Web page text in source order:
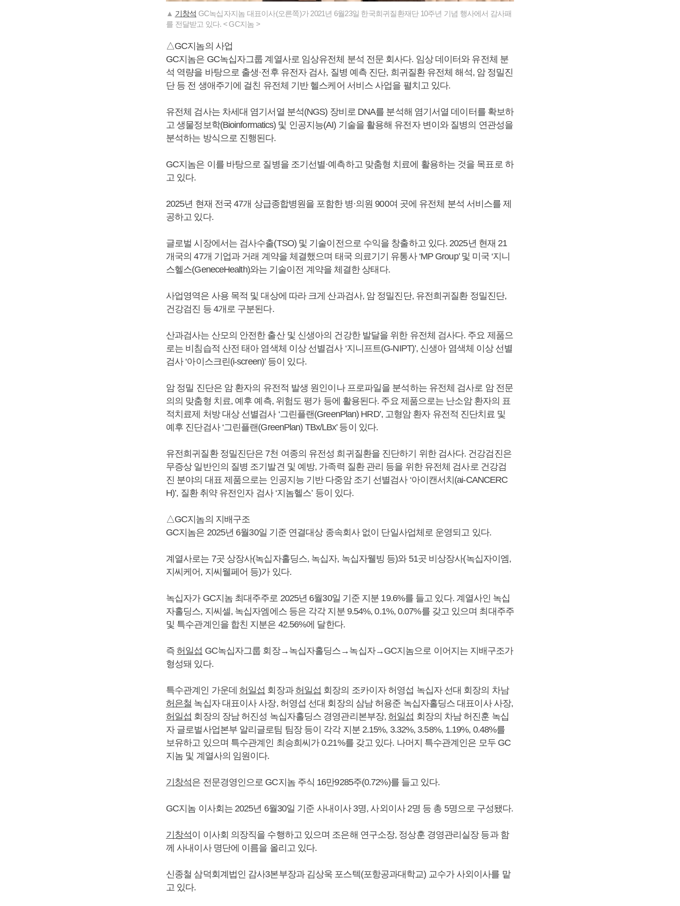
▲ 기창석 GC녹십자지놈 대표이사(오른쪽)가 2021년 6월23일 한국희귀질환재단 10주년 기념 행사에서 감사패
를 전달받고 있다. < GC지놈 >
△GC지놈의 사업
GC지놈은 GC녹십자그룹 계열사로 임상유전체 분석 전문 회사다. 임상 데이터와 유전체 분
석 역량을 바탕으로 출생·전후 유전자 검사, 질병 예측 진단, 희귀질환 유전체 해석, 암 정밀진
단 등 전 생애주기에 걸친 유전체 기반 헬스케어 서비스 사업을 펼치고 있다.
유전체 검사는 차세대 염기서열 분석(NGS) 장비로 DNA를 분석해 염기서열 데이터를 확보하
고 생물정보학(Bioinformatics) 및 인공지능(AI) 기술을 활용해 유전자 변이와 질병의 연관성을
분석하는 방식으로 진행된다.
GC지놈은 이를 바탕으로 질병을 조기선별·예측하고 맞춤형 치료에 활용하는 것을 목표로 하
고 있다.
2025년 현재 전국 47개 상급종합병원을 포함한 병·의원 900여 곳에 유전체 분석 서비스를 제
공하고 있다.
글로벌 시장에서는 검사수출(TSO) 및 기술이전으로 수익을 창출하고 있다. 2025년 현재 21
개국의 47개 기업과 거래 계약을 체결했으며 태국 의료기기 유통사 ‘MP Group’ 및 미국 ‘지니
스헬스(GeneceHealth)와는 기술이전 계약을 체결한 상태다.
사업영역은 사용 목적 및 대상에 따라 크게 산과검사, 암 정밀진단, 유전희귀질환 정밀진단,
건강검진 등 4개로 구분된다.
산과검사는 산모의 안전한 출산 및 신생아의 건강한 발달을 위한 유전체 검사다. 주요 제품으
로는 비침습적 산전 태아 염색체 이상 선별검사 ‘지니프트(G-NIPT)’, 신생아 염색체 이상 선별
검사 ‘아이스크린(i-screen)’ 등이 있다.
암 정밀 진단은 암 환자의 유전적 발생 원인이나 프로파일을 분석하는 유전체 검사로 암 전문
의의 맞춤형 치료, 예후 예측, 위험도 평가 등에 활용된다. 주요 제품으로는 난소암 환자의 표
적치료제 처방 대상 선별검사 ‘그린플랜(GreenPlan) HRD’, 고형암 환자 유전적 진단치료 및
예후 진단검사 ‘그린플랜(GreenPlan) TBx/LBx’ 등이 있다.
유전희귀질환 정밀진단은 7천 여종의 유전성 희귀질환을 진단하기 위한 검사다. 건강검진은
무증상 일반인의 질병 조기발견 및 예방, 가족력 질환 관리 등을 위한 유전체 검사로 건강검
진 분야의 대표 제품으로는 인공지능 기반 다중암 조기 선별검사 ‘아이캔서치(ai-CANCERC
H)’, 질환 취약 유전인자 검사 ‘지놈헬스’ 등이 있다.
△GC지놈의 지배구조
GC지놈은 2025년 6월30일 기준 연결대상 종속회사 없이 단일사업체로 운영되고 있다.
계열사로는 7곳 상장사(녹십자홀딩스, 녹십자, 녹십자웰빙 등)와 51곳 비상장사(녹십자이엠,
지씨케어, 지씨웰페어 등)가 있다.
녹십자가 GC지놈 최대주주로 2025년 6월30일 기준 지분 19.6%를 들고 있다. 계열사인 녹십
자홀딩스, 지씨셀, 녹십자엠에스 등은 각각 지분 9.54%, 0.1%, 0.07%를 갖고 있으며 최대주주
및 특수관계인을 합친 지분은 42.56%에 달한다.
즉허일섭 GC녹십자그룹 회장→녹십자홀딩스→녹십자→GC지놈으로 이어지는 지배구조가
형성돼 있다.
특수관계인 가운데 허일섭 회장과허일섭 회장의 조카이자 허영섭 녹십자 선대 회장의 차남
허은철 녹십자 대표이사 사장, 허영섭 선대 회장의 삼남 허용준 녹십자홀딩스 대표이사 사장,
허일섭 회장의 장남 허진성 녹십자홀딩스 경영관리본부장,허일섭 회장의 차남 허진훈 녹십
자 글로벌사업본부 알리글로팀 팀장 등이 각각 지분 2.15%, 3.32%, 3.58%, 1.19%, 0.48%를
보유하고 있으며 특수관계인 최승희씨가 0.21%를 갖고 있다. 나머지 특수관계인은 모두 GC
지놈 및 계열사의 임원이다.
기창석은 전문경영인으로 GC지놈 주식 16만9285주(0.72%)를 들고 있다.
GC지놈 이사회는 2025년 6월30일 기준 사내이사 3명, 사외이사 2명 등 총 5명으로 구성됐다.
기창석이 이사회 의장직을 수행하고 있으며 조은해 연구소장, 정상훈 경영관리실장 등과 함
께 사내이사 명단에 이름을 올리고 있다.
신종철 삼덕회계법인 감사3본부장과 김상욱 포스텍(포항공과대학교) 교수가 사외이사를 맡
고 있다.